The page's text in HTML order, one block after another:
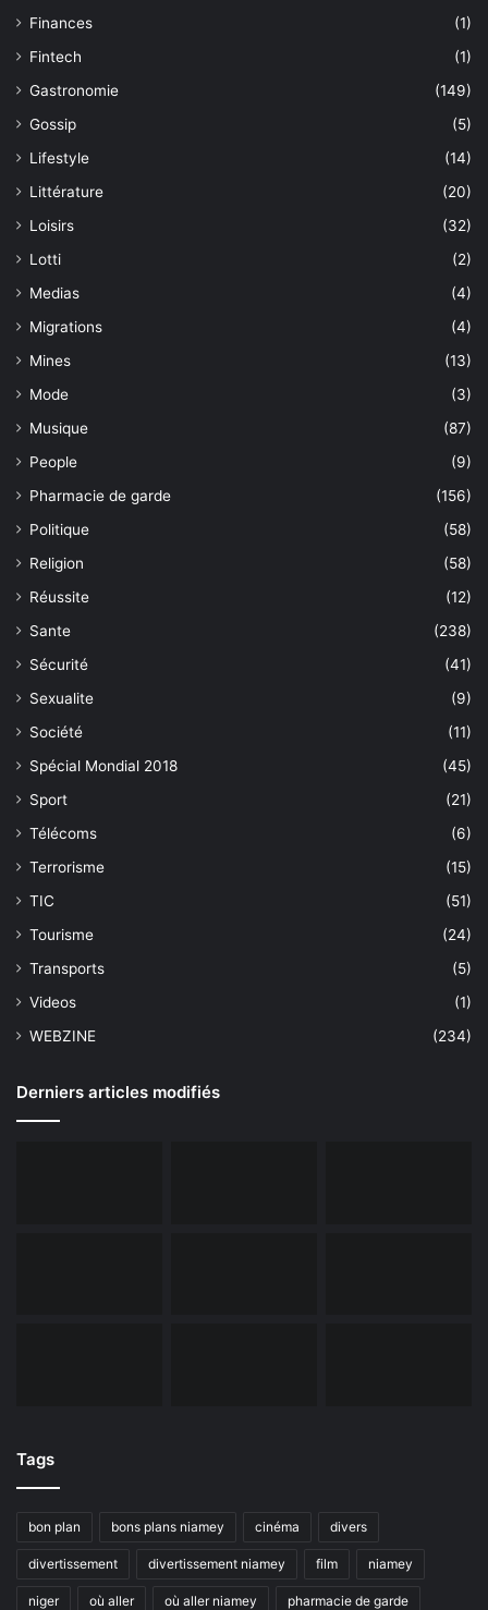
Finances
(1)
Fintech
(1)
Gastronomie
(149)
Gossip
(5)
Lifestyle
(14)
Littérature
(20)
Loisirs
(32)
Lotti
(2)
Medias
(4)
Migrations
(4)
Mines
(13)
Mode
(3)
Musique
(87)
People
(9)
Pharmacie de garde
(156)
Politique
(58)
Religion
(58)
Réussite
(12)
Sante
(238)
Sécurité
(41)
Sexualite
(9)
Société
(11)
Spécial Mondial 2018
(45)
Sport
(21)
Télécoms
(6)
Terrorisme
(15)
TIC
(51)
Tourisme
(24)
Transports
(5)
Videos
(1)
WEBZINE
(234)
Derniers articles modifiés
Tags
bon plan bons plans niamey cinéma divers
divertissement divertissement niamey film niamey
niger où aller où aller niamey pharmacie de garde